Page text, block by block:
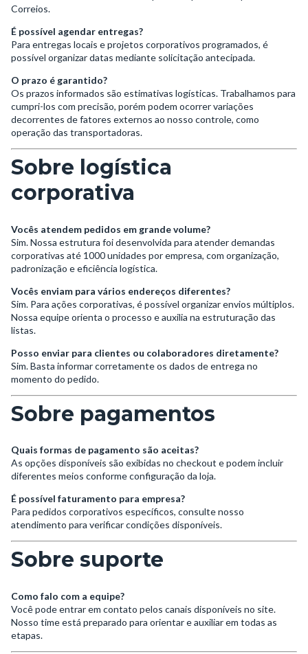
Correios.
É possível agendar entregas?
Para entregas locais e projetos corporativos programados, é
possível organizar datas mediante solicitação antecipada.
O prazo é garantido?
Os prazos informados são estimativas logísticas. Trabalhamos para
cumpri-los com precisão, porém podem ocorrer variações
decorrentes de fatores externos ao nosso controle, como
operação das transportadoras.
Sobre logística
corporativa
Vocês atendem pedidos em grande volume?
Sim. Nossa estrutura foi desenvolvida para atender demandas
corporativas até 1000 unidades por empresa, com organização,
padronização e eficiência logística.
Vocês enviam para vários endereços diferentes?
Sim. Para ações corporativas, é possível organizar envios múltiplos.
Nossa equipe orienta o processo e auxilia na estruturação das
listas.
Posso enviar para clientes ou colaboradores diretamente?
Sim. Basta informar corretamente os dados de entrega no
momento do pedido.
Sobre pagamentos
Quais formas de pagamento são aceitas?
As opções disponíveis são exibidas no checkout e podem incluir
diferentes meios conforme configuração da loja.
É possível faturamento para empresa?
Para pedidos corporativos específicos, consulte nosso
atendimento para verificar condições disponíveis.
Sobre suporte
Como falo com a equipe?
Você pode entrar em contato pelos canais disponíveis no site.
Nosso time está preparado para orientar e auxiliar em todas as
etapas.